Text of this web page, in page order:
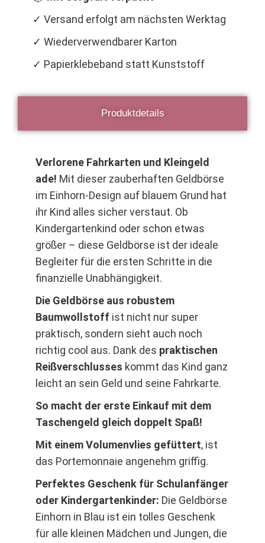
✓ Versand erfolgt am nächsten Werktag
✓ Wiederverwendbarer Karton
✓ Papierklebeband statt Kunststoff
Produktdetails
Verlorene Fahrkarten und Kleingeld
ade! Mit dieser zauberhaften Geldbörse
im Einhorn-Design auf blauem Grund hat
ihr Kind alles sicher verstaut. Ob
Kindergartenkind oder schon etwas
größer – diese Geldbörse ist der ideale
Begleiter für die ersten Schritte in die
finanzielle Unabhängigkeit.
Die Geldbörse aus robustem
Baumwollstoff ist nicht nur super
praktisch, sondern sieht auch noch
richtig cool aus. Dank des praktischen
Reißverschlusses kommt das Kind ganz
leicht an sein Geld und seine Fahrkarte.
So macht der erste Einkauf mit dem
Taschengeld gleich doppelt Spaß!
Mit einem Volumenvlies gefüttert, ist
das Portemonnaie angenehm griffig.
Perfektes Geschenk für Schulanfänger
oder Kindergartenkinder: Die Geldbörse
Einhorn in Blau ist ein tolles Geschenk
für alle kleinen Mädchen und Jungen, die